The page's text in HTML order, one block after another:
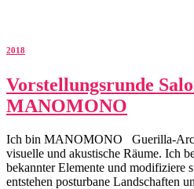
2018
Vorstellungsrunde
MANOMONO
Ich bin MANOMONO Guerilla-
visuelle und akustische Räume. Ich
bekannter Elemente und modifiziere
entstehen posturbane Landschaften